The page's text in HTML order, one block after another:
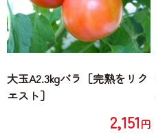
大玉A2.3kgバラ［完熟をリク
エスト］
2,151円